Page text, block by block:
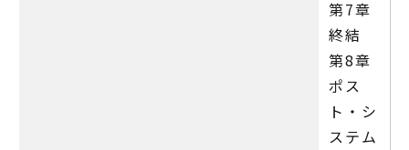
第7章
終結
第8章
ポス
ト・シ
ステム